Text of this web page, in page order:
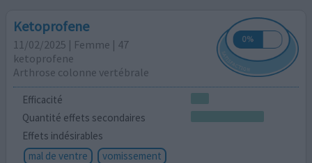
Ketoprofene
11/02/2025 | Femme | 47
ketoprofene
Arthrose colonne vertébrale
Efficacité
Quantité effets secondaires
Effets indésirables
mal de ventre
vomissement